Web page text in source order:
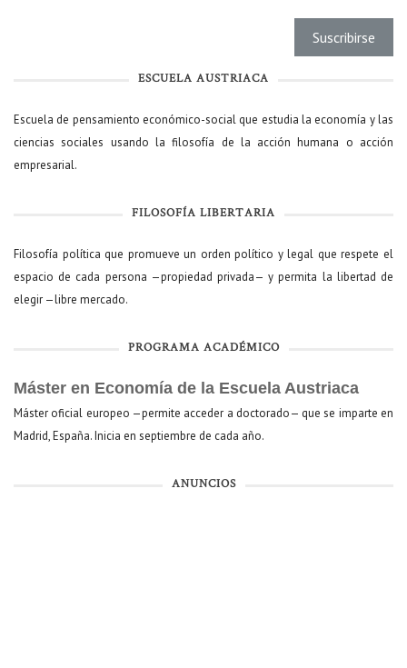
ESCUELA AUSTRIACA
Escuela de pensamiento económico-social que estudia la economía y las
ciencias sociales usando la filosofía de la acción humana o acción
empresarial.
FILOSOFÍA LIBERTARIA
Filosofía política que promueve un orden político y legal que respete el
espacio de cada persona —propiedad privada— y permita la libertad de
elegir —libre mercado.
PROGRAMA ACADÉMICO
Máster en Economía de la Escuela Austriaca
Máster oficial europeo —permite acceder a doctorado— que se imparte en
Madrid, España. Inicia en septiembre de cada año.
ANUNCIOS